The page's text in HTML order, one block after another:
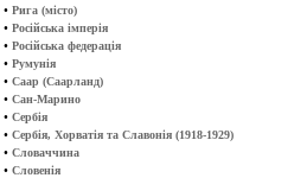
• Рига (місто)
• Російська імперія
• Російська федерація
• Румунія
• Саар (Саарланд)
• Сан-Марино
• Сербія
• Сербія, Хорватія та Славонія (1918-1929)
• Словаччина
• Словенія